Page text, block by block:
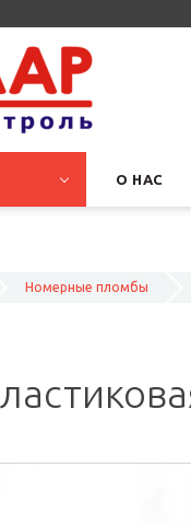
О НАС
Номерные пломбы